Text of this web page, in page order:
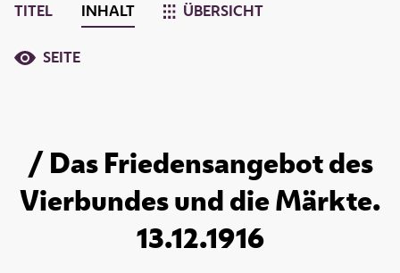
TITEL INHALT ÜBERSICHT
SEITE
/ Das Friedensangebot des
Vierbundes und die Märkte.
13.12.1916